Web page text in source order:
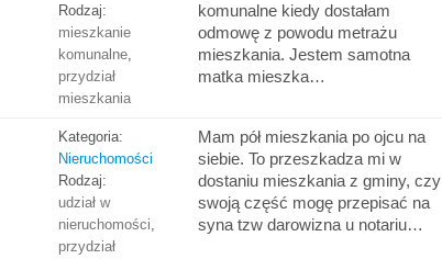
Rodzaj:
mieszkanie
komunalne,
przydział
mieszkania
komunalne kiedy dostałam
odmowę z powodu metrażu
mieszkania. Jestem samotna
matka mieszka…
Kategoria:
Nieruchomości
Rodzaj:
udział w
nieruchomości,
przydział
Mam pół mieszkania po ojcu na
siebie. To przeszkadza mi w
dostaniu mieszkania z gminy, czy
swoją część mogę przepisać na
syna tzw darowizna u notariu…